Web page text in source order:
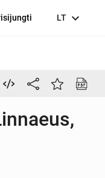
LT expand_more